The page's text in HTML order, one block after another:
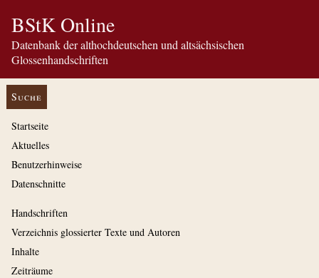
BStK Online
Datenbank der althochdeutschen und altsächsischen
Glossenhandschriften
Suche
Startseite
Aktuelles
Benutzerhinweise
Datenschnitte
Handschriften
Verzeichnis glossierter Texte und Autoren
Inhalte
Zeiträume